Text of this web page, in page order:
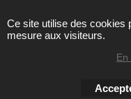
Ce site utilise des cookies
mesure aux visiteurs.
En